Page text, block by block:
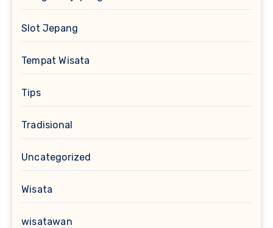
Slot Jepang
Tempat Wisata
Tips
Tradisional
Uncategorized
Wisata
wisatawan